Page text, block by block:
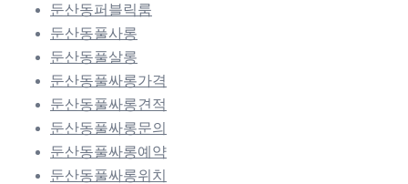
둔산동퍼블릭룸
둔산동풀사롱
둔산동풀살롱
둔산동풀싸롱가격
둔산동풀싸롱견적
둔산동풀싸롱문의
둔산동풀싸롱예약
둔산동풀싸롱위치